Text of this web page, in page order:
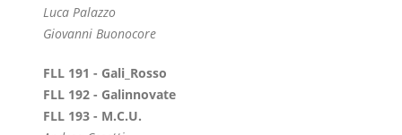
Luca Palazzo
Giovanni Buonocore
FLL 191 - Gali_Rosso
FLL 192 - Galinnovate
FLL 193 - M.C.U.